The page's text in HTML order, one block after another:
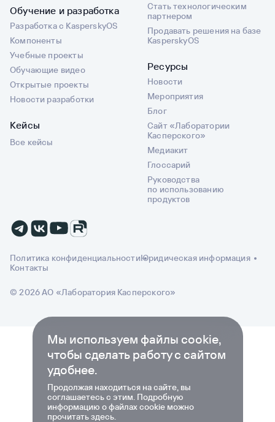
Обучение и разработка
Разработка с KasperskyOS
Компоненты
Учебные проекты
Обучающие видео
Открытые проекты
Новости разработки
Кейсы
Все кейсы
Стать технологическим
партнером
Продавать решения на базе
KasperskyOS
Ресурсы
Новости
Мероприятия
Блог
Сайт «Лаборатории
Касперского»
Медиакит
Глоссарий
Руководства
по использованию
продуктов
© 2026 АО «Лаборатория Касперского»
Политика конфиденциальностиЮридическая информация
Контакты
Мы используем файлы cookie,
чтобы сделать работу с сайтом
удобнее.
Продолжая находиться на сайте, вы
соглашаетесь с этим. Подробную
информацию о файлах cookie можно
прочитатьздесь.